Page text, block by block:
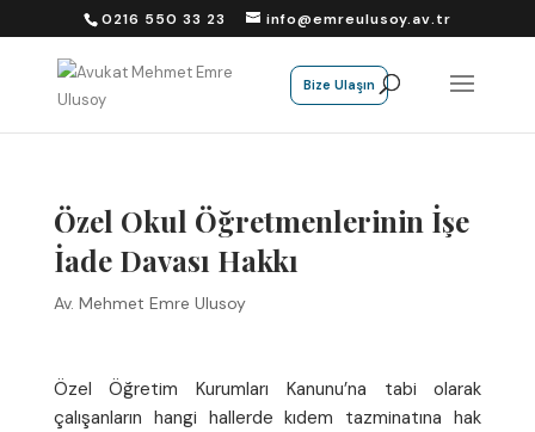
0216 550 33 23 info@emreulusoy.av.tr
Bize Ulaşın
Özel Okul Öğretmenlerinin İşe
İade Davası Hakkı
Av. Mehmet Emre Ulusoy
Özel Öğretim Kurumları Kanunu’na tabi olarak
çalışanların hangi hallerde kıdem tazminatına hak